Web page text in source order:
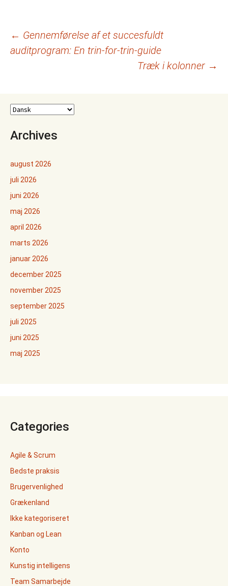
Indlægsnavigation
← Gennemførelse af et succesfuldt
auditprogram: En trin-for-trin-guide
Træk i kolonner →
Archives
august 2026
juli 2026
juni 2026
maj 2026
april 2026
marts 2026
januar 2026
december 2025
november 2025
september 2025
juli 2025
juni 2025
maj 2025
Categories
Agile & Scrum
Bedste praksis
Brugervenlighed
Grækenland
Ikke kategoriseret
Kanban og Lean
Konto
Kunstig intelligens
Team Samarbejde